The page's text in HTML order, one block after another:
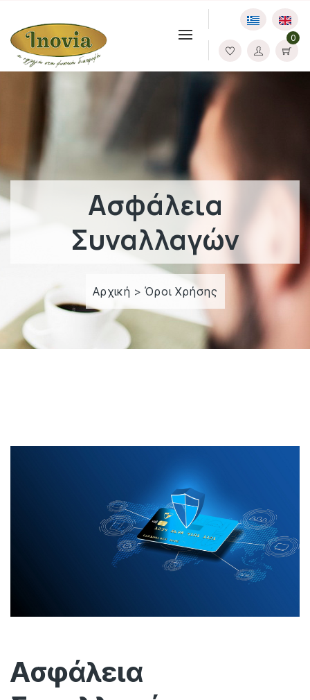
0
Ασφάλεια
Συναλλαγών
Αρχική >Όροι Χρήσης
Ασφάλεια